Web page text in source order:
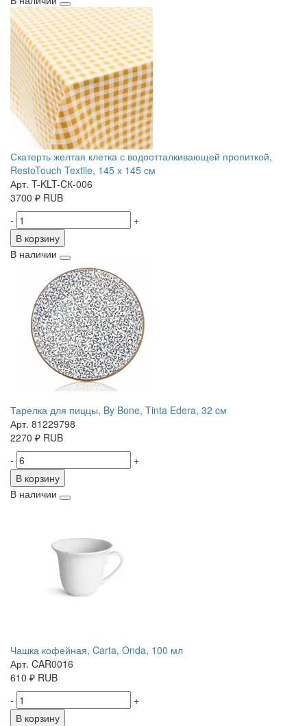
Скатерть желтая клетка с водоотталкивающей пропиткой,
RestoTouch Textile, 145 х 145 см
Арт. T-KLT-CК-006
3700 ₽ RUB
-
+
В корзину
В наличии
Тарелка для пиццы, By Bone, Tinta Edera, 32 cм
Арт. 81229798
2270 ₽ RUB
-
+
В корзину
В наличии
Чашка кофейная, Carta, Onda, 100 мл
Арт. CAR0016
610 ₽ RUB
-
+
В корзину